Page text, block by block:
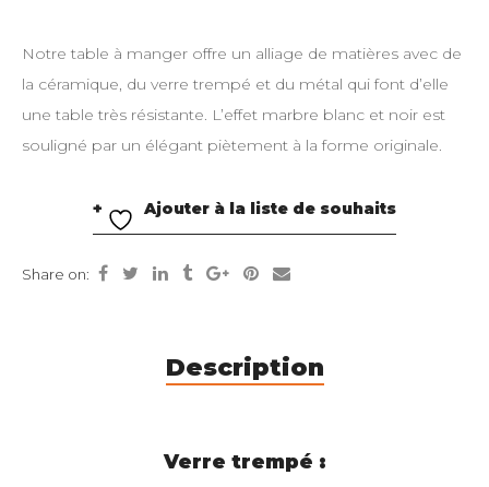
Notre table à manger offre un alliage de matières avec de
la céramique, du verre trempé et du métal qui font d’elle
une table très résistante. L’effet marbre blanc et noir est
souligné par un élégant piètement à la forme originale.
Ajouter à la liste de souhaits
Share on:
Description
Verre trempé :